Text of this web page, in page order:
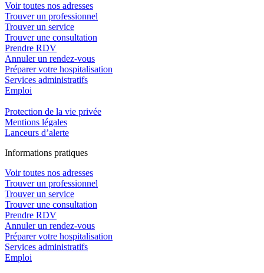
Voir toutes nos adresses
Trouver un professionnel
Trouver un service
Trouver une consultation
Prendre RDV
Annuler un rendez-vous
Préparer votre hospitalisation
Services administratifs
Emploi​
Protection de la vie privée
Mentions légales
Lanceurs d’alerte
Informations pratiques
Voir toutes nos adresses
Trouver un professionnel
Trouver un service
Trouver une consultation
Prendre RDV
Annuler un rendez-vous
Préparer votre hospitalisation
Services administratifs
Emploi​